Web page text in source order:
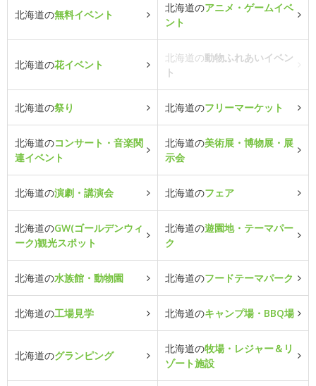
北海道の無料イベント
北海道のアニメ・ゲームイベ
ント
北海道の花イベント
北海道の動物ふれあいイベン
ト
北海道の祭り 北海道のフリーマーケット
北海道のコンサート・音楽関
連イベント
北海道の美術展・博物展・展
示会
北海道の演劇・講演会 北海道のフェア
北海道のGW(ゴールデンウィ
ーク)観光スポット
北海道の遊園地・テーマパー
ク
北海道の水族館・動物園 北海道のフードテーマパーク
北海道の工場見学 北海道のキャンプ場・BBQ場
北海道のグランピング
北海道の牧場・レジャー＆リ
ゾート施設